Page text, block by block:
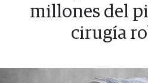
millones del
cirugía